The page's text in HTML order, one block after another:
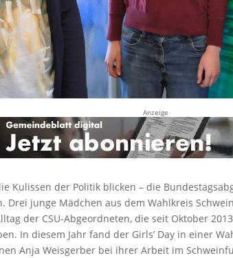
Anzeige
Kulissen der Politik blicken – die
Drei junge Mädchen aus dem Wahlkreis
der CSU-Abgeordneten, die seit Oktober
In diesem Jahr fand der Girls’ Day in einer
Anja Weisgerber bei ihrer Arbeit im